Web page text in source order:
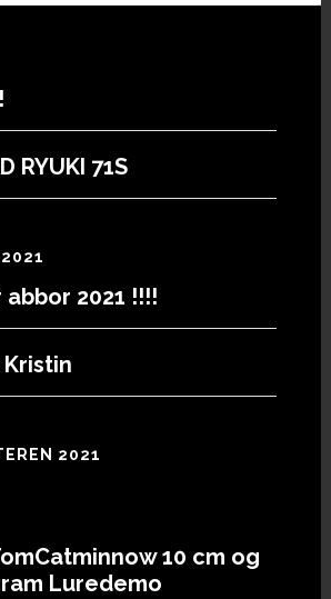
RYUKI 71S
2021 !!!!
2021
10 cm og
Luredemo